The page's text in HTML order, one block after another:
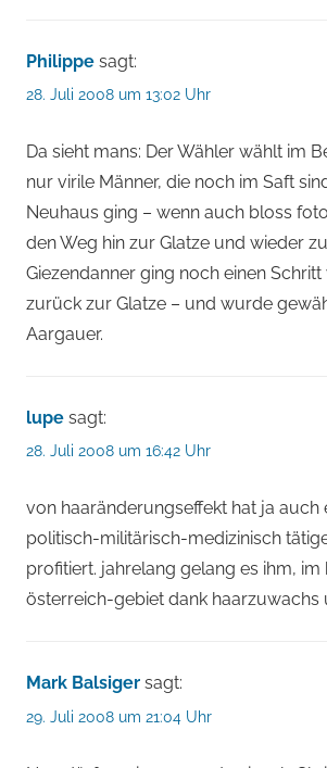
Philippe sagt:
28. Juli 2008 um 13:02 Uhr
Da sieht mans: Der Wähler wählt im
nur virile Männer, die noch im Saft
Neuhaus ging – wenn auch bloss
den Weg hin zur Glatze und wieder
Giezendanner ging noch einen
zurück zur Glatze – und wurde
Aargauer.
lupe sagt:
28. Juli 2008 um 16:42 Uhr
von haaränderungseffekt hat ja auch
politisch-militärisch-medizinisch
profitiert. jahrelang gelang es ihm, im
österreich-gebiet dank haarzuwachs
Mark Balsiger sagt:
29. Juli 2008 um 21:04 Uhr